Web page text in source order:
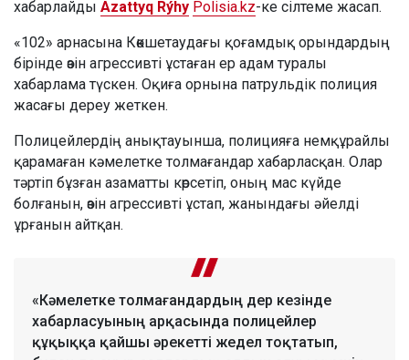
хабарлайды Azattyq Rýhy Polisia.kz-ке сілтеме жасап.
«102» арнасына Көкшетаудағы қоғамдық орындардың
бірінде өзін агрессивті ұстаған ер адам туралы
хабарлама түскен. Оқиға орнына патрульдік полиция
жасағы дереу жеткен.
Полицейлердің анықтауынша, полицияға немқұрайлы
қарамаған кәмелетке толмағандар хабарласқан. Олар
тәртіп бұзған азаматты көрсетіп, оның мас күйде
болғанын, өзін агрессивті ұстап, жанындағы әйелді
ұрғанын айтқан.
«Кәмелетке толмағандардың дер кезінде
хабарласуының арқасында полицейлер
құқыққа қайшы әрекетті жедел тоқтатып,